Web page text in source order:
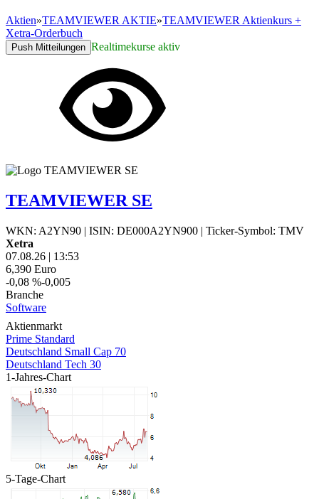
Aktien»TEAMVIEWER AKTIE»TEAMVIEWER Aktienkurs +
Xetra-Orderbuch
Push Mitteilungen Realtimekurse aktiv
TEAMVIEWER SE
WKN: A2YN90 | ISIN: DE000A2YN900 | Ticker-Symbol: TMV
Xetra
07.08.26 | 13:53
6,390 Euro
-0,08 %-0,005
Branche
Software
Aktienmarkt
Prime Standard
Deutschland Small Cap 70
Deutschland Tech 30
1-Jahres-Chart
5-Tage-Chart